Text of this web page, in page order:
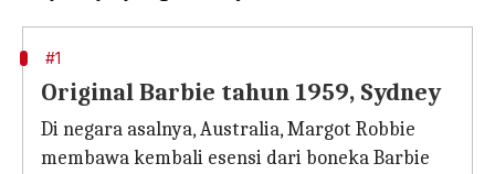
#1
Original Barbie tahun 1959, Sydney
Di negara asalnya, Australia, Margot Robbie
membawa kembali esensi dari boneka Barbie